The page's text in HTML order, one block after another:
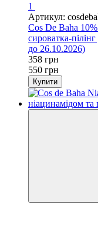
1
Артикул:
Cos De Baha
сироватка-
до 26.10.2026)
358 грн
550 грн
Купити